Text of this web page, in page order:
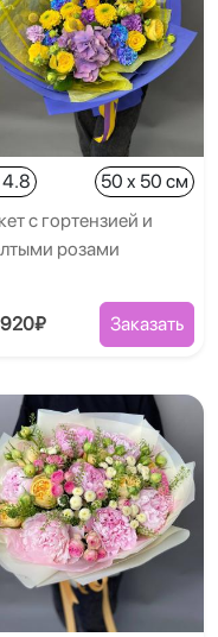
4.8
50 x 50 см
с гортензией и
розами
Заказать